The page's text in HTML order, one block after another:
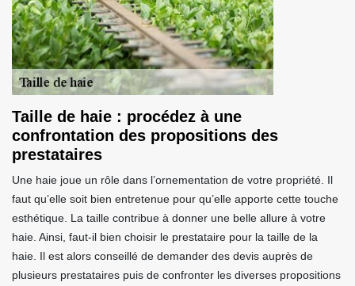
Taille de haie : procédez à une
confrontation des propositions des
prestataires
Une haie joue un rôle dans l’ornementation de votre propriété. Il
faut qu’elle soit bien entretenue pour qu’elle apporte cette touche
esthétique. La taille contribue à donner une belle allure à votre
haie. Ainsi, faut-il bien choisir le prestataire pour la taille de la
haie. Il est alors conseillé de demander des devis auprès de
plusieurs prestataires puis de confronter les diverses propositions